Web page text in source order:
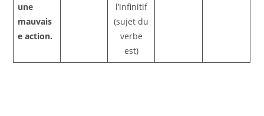
une
mauvais
e action.
l’infinitif
(sujet du
verbe
est)